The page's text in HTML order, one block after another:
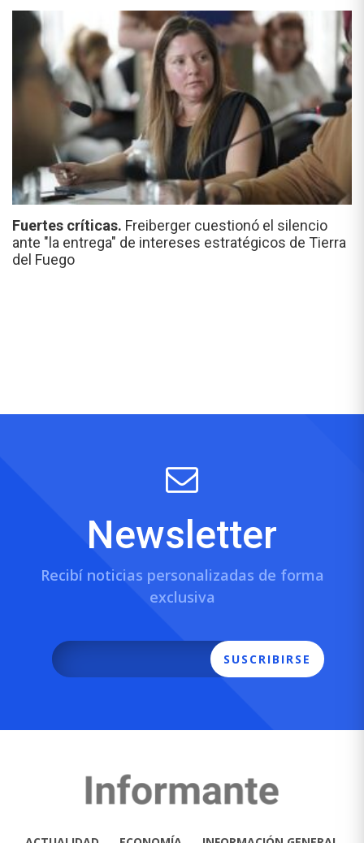
Fuertes críticas. Freiberger cuestionó el silencio
ante "la entrega" de intereses estratégicos de Tierra
del Fuego
Newsletter
Recibí noticias personalizadas de forma
exclusiva
SUSCRIBIRSE